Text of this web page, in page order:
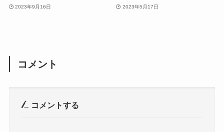
2023年9月16日 2023年5月17日
コメント
コメントする